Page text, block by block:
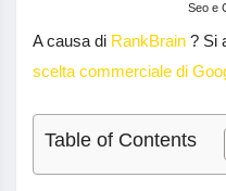
Seo e
A causa di RankBrain ? Si
scelta commerciale di
Table of Contents